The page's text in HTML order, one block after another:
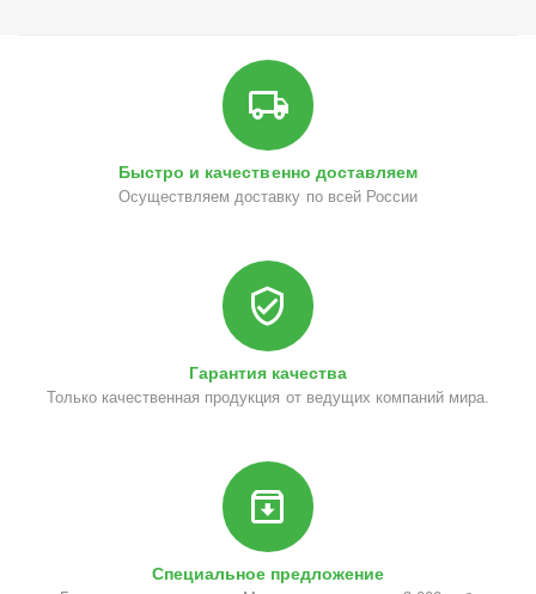
Быстро и качественно доставляем
Осуществляем доставку по всей России
Гарантия качества
Только качественная продукция от ведущих компаний мира.
Специальное предложение